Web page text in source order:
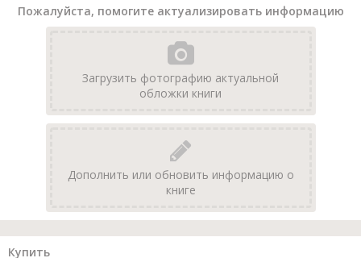
Пожалуйста, помогите актуализировать информацию
Загрузить фотографию актуальной
обложки книги
Дополнить или обновить информацию о
книге
Купить